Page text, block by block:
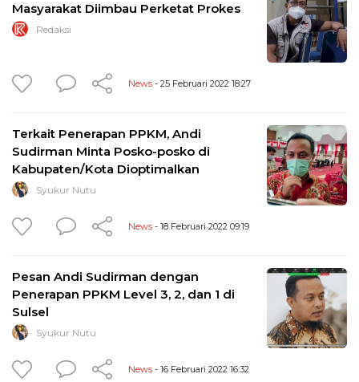
Masyarakat Diimbau Perketat Prokes
Redaksi
News - 25 Februari 2022 18:27
Terkait Penerapan PPKM, Andi
Sudirman Minta Posko-posko di
Kabupaten/Kota Dioptimalkan
Syukur Nutu
News - 18 Februari 2022 09:19
Pesan Andi Sudirman dengan
Penerapan PPKM Level 3, 2, dan 1 di
Sulsel
Syukur Nutu
News - 16 Februari 2022 16:32